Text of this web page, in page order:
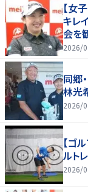
【女
キレ
会を
2026/
同郷
林光
2026/
【ゴ
ルト
2026/